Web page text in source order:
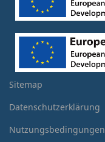
Sitemap
Datenschutzerklärung
Nutzungsbedingungen